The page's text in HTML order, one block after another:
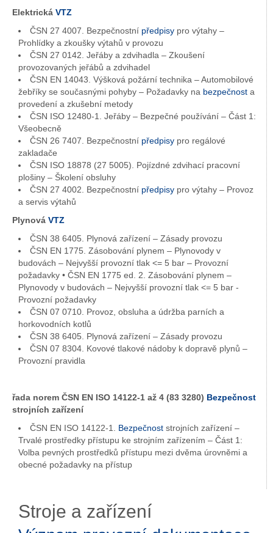
Elektrická VTZ
ČSN 27 4007. Bezpečnostní předpisy pro výtahy –
Prohlídky a zkoušky výtahů v provozu
ČSN 27 0142. Jeřáby a zdvihadla – Zkoušení
provozovaných jeřábů a zdvihadel
ČSN EN 14043. Výšková požární technika – Automobilové
žebříky se současnými pohyby – Požadavky na bezpečnost a
provedení a zkušební metody
ČSN ISO 12480-1. Jeřáby – Bezpečné používání – Část 1:
Všeobecně
ČSN 26 7407. Bezpečnostní předpisy pro regálové
zakladače
ČSN ISO 18878 (27 5005). Pojízdné zdvihací pracovní
plošiny – Školení obsluhy
ČSN 27 4002. Bezpečnostní předpisy pro výtahy – Provoz
a servis výtahů
Plynová VTZ
ČSN 38 6405. Plynová zařízení – Zásady provozu
ČSN EN 1775. Zásobování plynem – Plynovody v
budovách – Nejvyšší provozní tlak <= 5 bar – Provozní
požadavky • ČSN EN 1775 ed. 2. Zásobování plynem –
Plynovody v budovách – Nejvyšší provozní tlak <= 5 bar -
Provozní požadavky
ČSN 07 0710. Provoz, obsluha a údržba parních a
horkovodních kotlů
ČSN 38 6405. Plynová zařízení – Zásady provozu
ČSN 07 8304. Kovové tlakové nádoby k dopravě plynů –
Provozní pravidla
řada norem ČSN EN ISO 14122-1 až 4 (83 3280) Bezpečnost
strojních zařízení
ČSN EN ISO 14122-1. Bezpečnost strojních zařízení –
Trvalé prostředky přístupu ke strojním zařízením – Část 1:
Volba pevných prostředků přístupu mezi dvěma úrovněmi a
obecné požadavky na přístup
Stroje a zařízení